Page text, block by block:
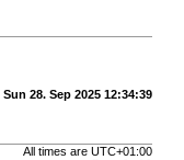
Sun 28. Sep 2025 12:34:39
All times are UTC+01:00